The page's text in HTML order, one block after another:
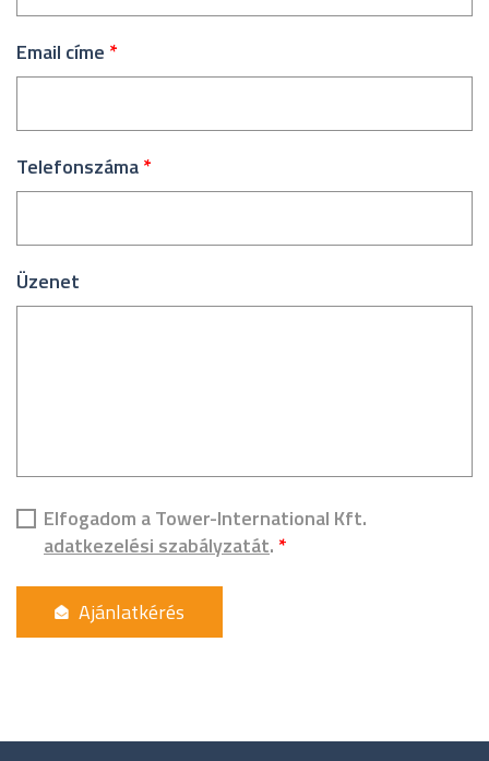
Email címe *
Telefonszáma*
Üzenet
Elfogadom a Tower-International Kft.
adatkezelési szabályzatát. *